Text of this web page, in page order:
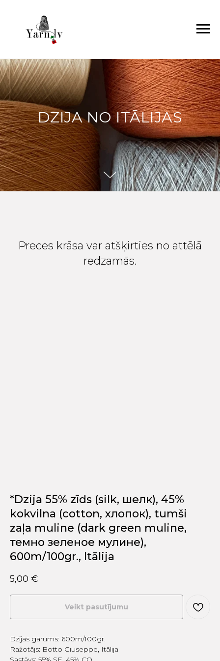
DZIJA NO ITĀLIJAS
Preces krāsa var atšķirties no attēlā
redzamās.
*Dzija 55% zīds (silk, шелк), 45%
kokvilna (cotton, хлопок), tumši
zaļa muline (dark green muline,
темно зеленое мулине),
600m/100gr., Itālija
5,00 €
Veikt pasutījumu
Dzijas garums: 600m/100gr.
Ražotājs: Botto Giuseppe, Itālija